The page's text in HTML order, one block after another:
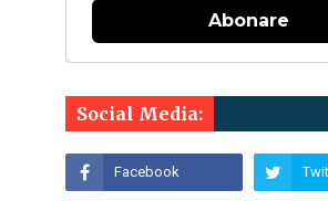
Abonare
Social Media: